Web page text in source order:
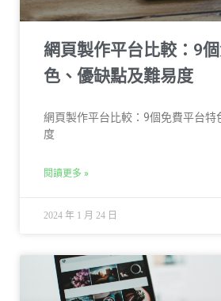
網頁製作平台比較：9
色、優缺點及難易度
網頁製作平台比較：9個免費平台特
度
閱讀更多 »
2024 年 1 月 24 日